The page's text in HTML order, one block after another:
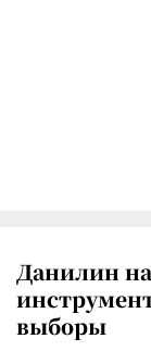
Данилин
выборы